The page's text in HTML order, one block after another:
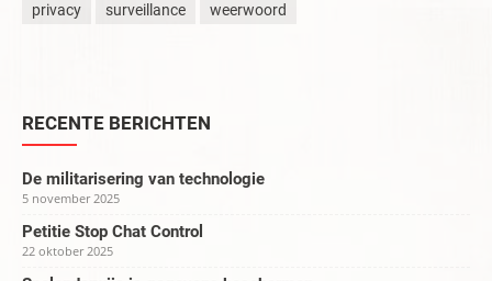
privacy
surveillance weerwoord
RECENTE BERICHTEN
De militarisering van technologie
5 november 2025
Petitie Stop Chat Control
22 oktober 2025